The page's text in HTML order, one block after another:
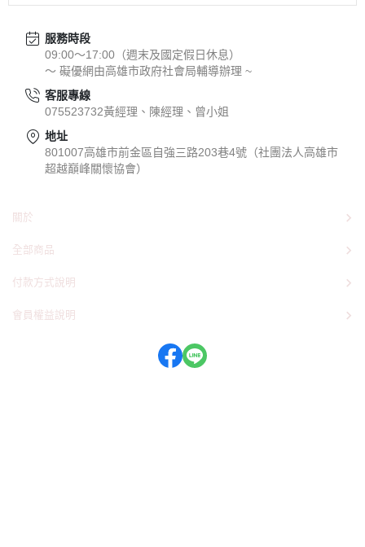
服務時段
09:00～17:00（週末及國定假日休息）
～ 礙優網由高雄市政府社會局輔導辦理 ~
客服專線
075523732黃經理、陳經理、曾小姐
地址
801007高雄市前金區自強三路203巷4號（社團法人高雄市
超越巔峰關懷協會）
關於
全部商品
付款方式說明
會員權益說明